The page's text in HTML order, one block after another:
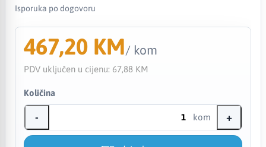
Isporuka po dogovoru
467,20 KM/ kom
PDV uključen u cijenu: 67,88 KM
Količina
- kom +